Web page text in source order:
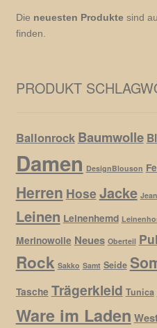
Die neuesten Produktesind
finden.
PRODUKT
Ballonrock Baumwolle
Damen DesignBlouson
Herren Hose Jacke
Leinen Leinenhemd
Merinowolle Neues Oberteil
Rock Sakko Samt Seide
Tasche Trägerkleid Tunica
Ware im Laden